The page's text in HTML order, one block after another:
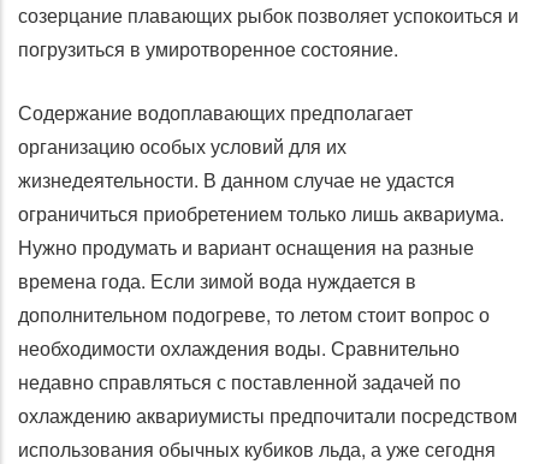
созерцание плавающих рыбок позволяет успокоиться и
погрузиться в умиротворенное состояние.
Содержание водоплавающих предполагает
организацию особых условий для их
жизнедеятельности. В данном случае не удастся
ограничиться приобретением только лишь аквариума.
Нужно продумать и вариант оснащения на разные
времена года. Если зимой вода нуждается в
дополнительном подогреве, то летом стоит вопрос о
необходимости охлаждения воды. Сравнительно
недавно справляться с поставленной задачей по
охлаждению аквариумисты предпочитали посредством
использования обычных кубиков льда, а уже сегодня